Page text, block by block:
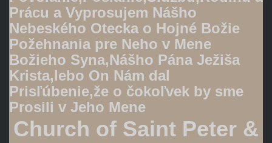
Prácu a Vyprosujem Nášho
Nebeského Otecka o Hojné Božie
Požehnania pre Neho v Mene
Božieho Syna,Nášho Pána Ježiša
Krista,lebo On Nám dal
Prisľúbenie,že o čokoľvek by sme
Prosili v Jeho Mene
Church of Saint Peter &